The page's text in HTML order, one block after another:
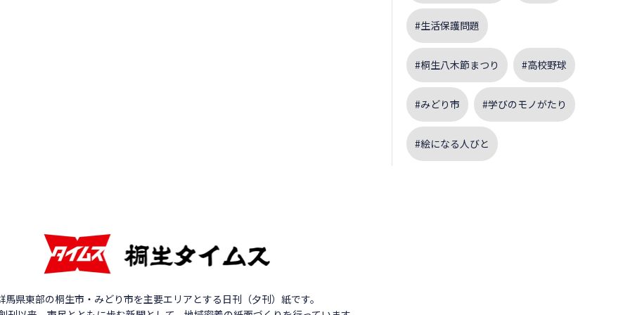
#生活保護問題
#桐生八木節まつり #高校野球
#みどり市 #学びのモノがたり
#絵になる人びと
馬県東部の桐生市・みどり市を主要エリアとする日刊（夕刊）紙です。